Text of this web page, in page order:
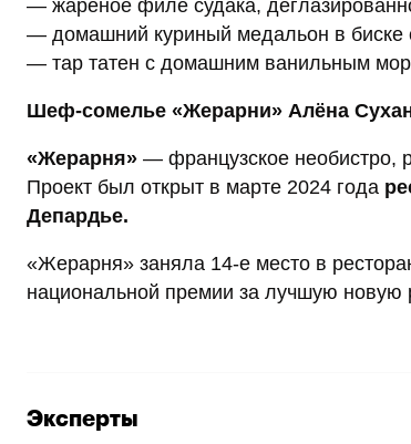
— жареное филе судака,
— домашний куриный медальон в биске
— тар татен с домашним ванильным
Шеф-сомелье «Жерарни» Алёна
«Жерарня» — французское необистро,
Проект был открыт в марте 2024 года
Депардье.
«Жерарня» заняла 14-е место в
национальной премии за лучшую
Эксперты